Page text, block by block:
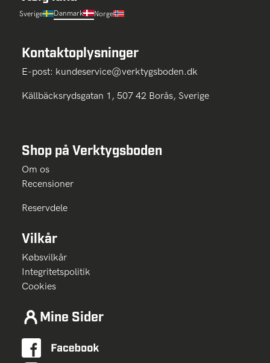
Sverige Danmark Norge
Kontaktoplysninger
E-post: kundeservice@verktygsboden.dk
Källbäcksrydsgatan 1, 507 42 Borås, Sverige
Shop på Verktygsboden
Om os
Recensioner
Reservdele
Vilkår
Købsvilkår
Integritetspolitik
Cookies
Mine Sider